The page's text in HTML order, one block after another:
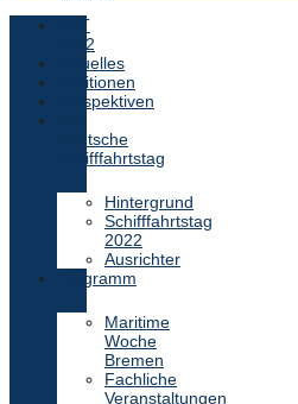
DST
2022
Aktuelles
Positionen
Perspektiven
Deutsche
Schifffahrtstag
Hintergrund
Schifffahrtstag
2022
Ausrichter
Programm
Maritime
Woche
Bremen
Fachliche
Veranstaltungen